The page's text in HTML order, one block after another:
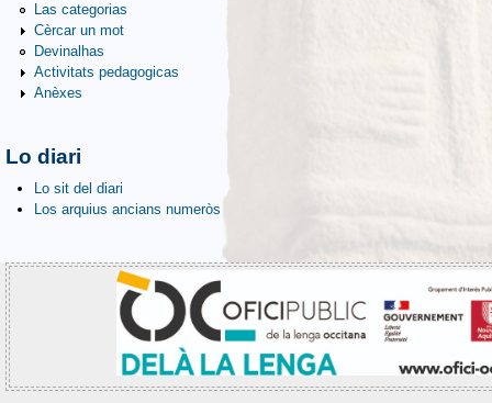
Las categorias
Cèrcar un mot
Devinalhas
Activitats pedagogicas
Anèxes
Lo diari
Lo sit del diari
Los arquius ancians numeròs